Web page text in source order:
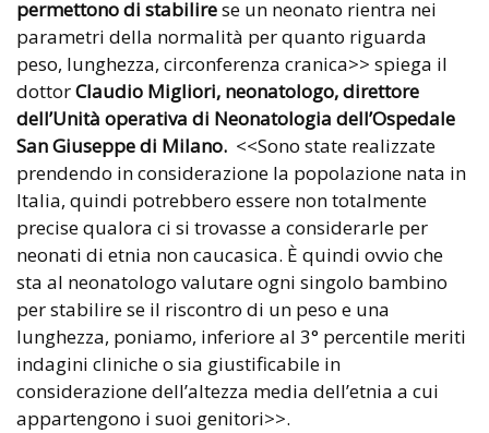
permettono di stabilirese un neonato rientra nei
parametri della normalità per quanto riguarda
peso, lunghezza, circonferenza cranica>> spiega il
dottorClaudio Migliori, neonatologo, direttore
dell’Unità operativa di Neonatologia dell’Ospedale
SanGiuseppe di Milano. <<Sono state realizzate
prendendo in considerazione la popolazione nata in
Italia, quindi potrebbero essere non totalmente
precise qualora ci si trovasse a considerarle per
neonati di etnia non caucasica. È quindi ovvio che
sta al neonatologo valutare ogni singolo bambino
per stabilire se il riscontro di un peso e una
lunghezza, poniamo, inferiore al 3° percentile meriti
indagini cliniche o sia giustificabile in
considerazione dell’altezza media dell’etnia a cui
appartengono i suoi genitori>>.